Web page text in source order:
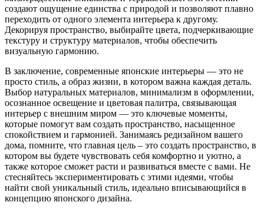
создают ощущение единства с природой и позволяют плавно
переходить от одного элемента интерьера к другому.
Декорируя пространство, выбирайте цвета, подчеркивающие
текстуру и структуру материалов, чтобы обеспечить
визуальную гармонию.
В заключение, современные японские интерьеры — это не
просто стиль, а образ жизни, в котором важна каждая деталь.
Выбор натуральных материалов, минимализм в оформлении,
осознанное освещение и цветовая палитра, связывающая
интерьер с внешним миром — это ключевые моменты,
которые помогут вам создать пространство, насыщенное
спокойствием и гармонией. Занимаясь редизайном вашего
дома, помните, что главная цель – это создать пространство, в
котором вы будете чувствовать себя комфортно и уютно, а
также которое сможет расти и развиваться вместе с вами. Не
стесняйтесь экспериментировать с этими идеями, чтобы
найти свой уникальный стиль, идеально вписывающийся в
концепцию японского дизайна.